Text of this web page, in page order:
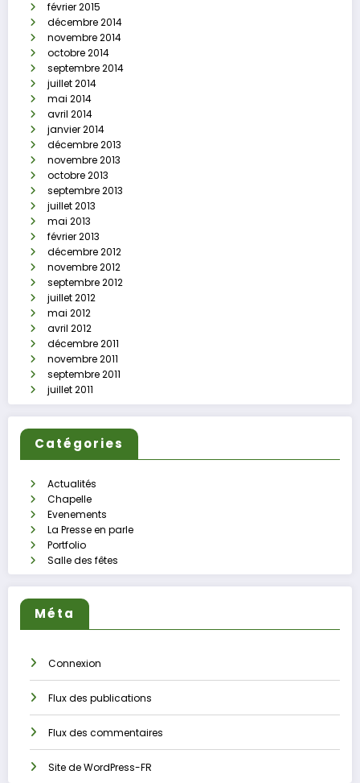
février 2015
décembre 2014
novembre 2014
octobre 2014
septembre 2014
juillet 2014
mai 2014
avril 2014
janvier 2014
décembre 2013
novembre 2013
octobre 2013
septembre 2013
juillet 2013
mai 2013
février 2013
décembre 2012
novembre 2012
septembre 2012
juillet 2012
mai 2012
avril 2012
décembre 2011
novembre 2011
septembre 2011
juillet 2011
Catégories
Actualités
Chapelle
Evenements
La Presse en parle
Portfolio
Salle des fêtes
Méta
Connexion
Flux des publications
Flux des commentaires
Site de WordPress-FR